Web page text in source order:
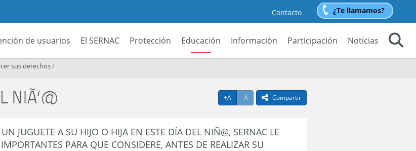
Contacto ¿Te llamamos?
de usuarios El SERNAC Protección Educación Información Participación
Noticias
sus derechos/
+A Agrandar texto
-A Achicar textoicono compartir
Compartir
NIÃ‘@
JUGUETE A SU HIJO O HIJA EN ESTE DÍA DEL NIÑ@, SERNAC LE
PARA QUE CONSIDERE, ANTES DE REALIZAR SU